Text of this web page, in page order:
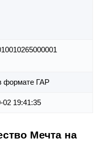
ГАР
02 19:41:35
Мечта на